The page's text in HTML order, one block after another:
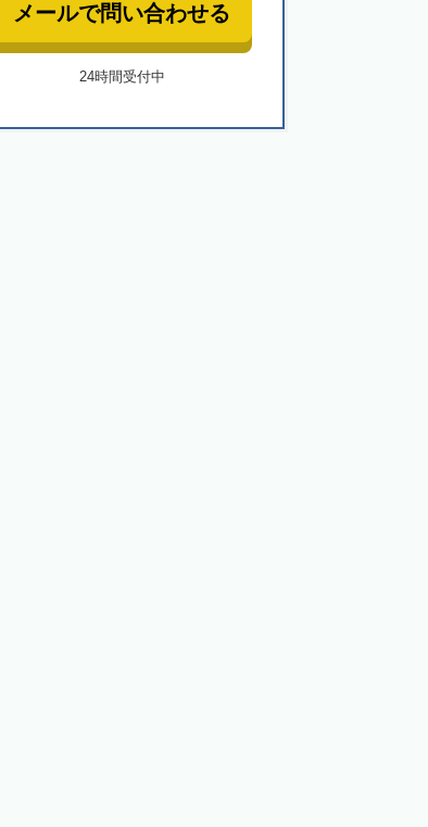
メールで問い合わせる
24時間受付中